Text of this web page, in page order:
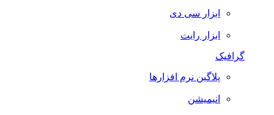
ابزار سی دی
ابزار رایت
گرافیک
پلاگین نرم افزارها
انیمیشن